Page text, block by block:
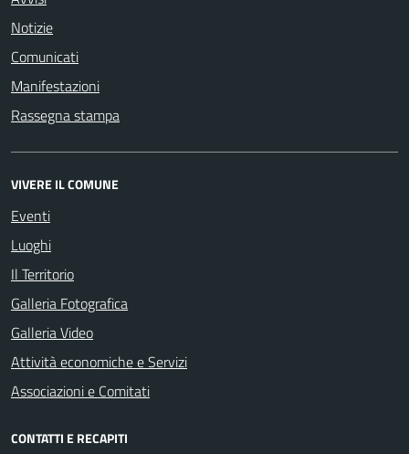
Notizie
Comunicati
Manifestazioni
Rassegna stampa
VIVERE IL COMUNE
Eventi
Luoghi
Il Territorio
Galleria Fotografica
Galleria Video
Attività economiche e Servizi
Associazioni e Comitati
CONTATTI E RECAPITI